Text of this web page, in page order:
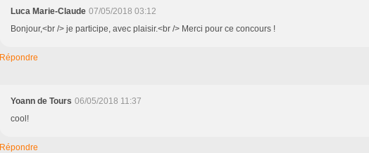
Luca Marie-Claude 07/05/2018 03:12
Bonjour,<br /> je participe, avec plaisir.<br /> Merci pour ce concours !
Répondre
Yoann de Tours 06/05/2018 11:37
cool!
Répondre